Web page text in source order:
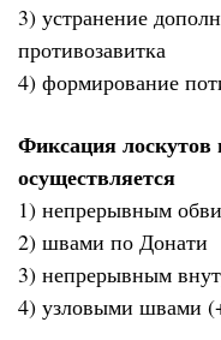
3) устранение
противозавитка
4) формирование
Фиксация лоскутов
осуществляется
1) непрерывным
2) швами по Донати
3) непрерывным
4) узловыми швами